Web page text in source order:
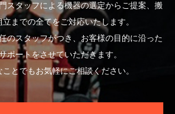
スタッフによる機器の選定からご提案、搬
立までの全てをご対応いたします。
のスタッフがつき、お客様の目的に沿った
ポートをさせていただきます。
ことでもお気軽にご相談ください。